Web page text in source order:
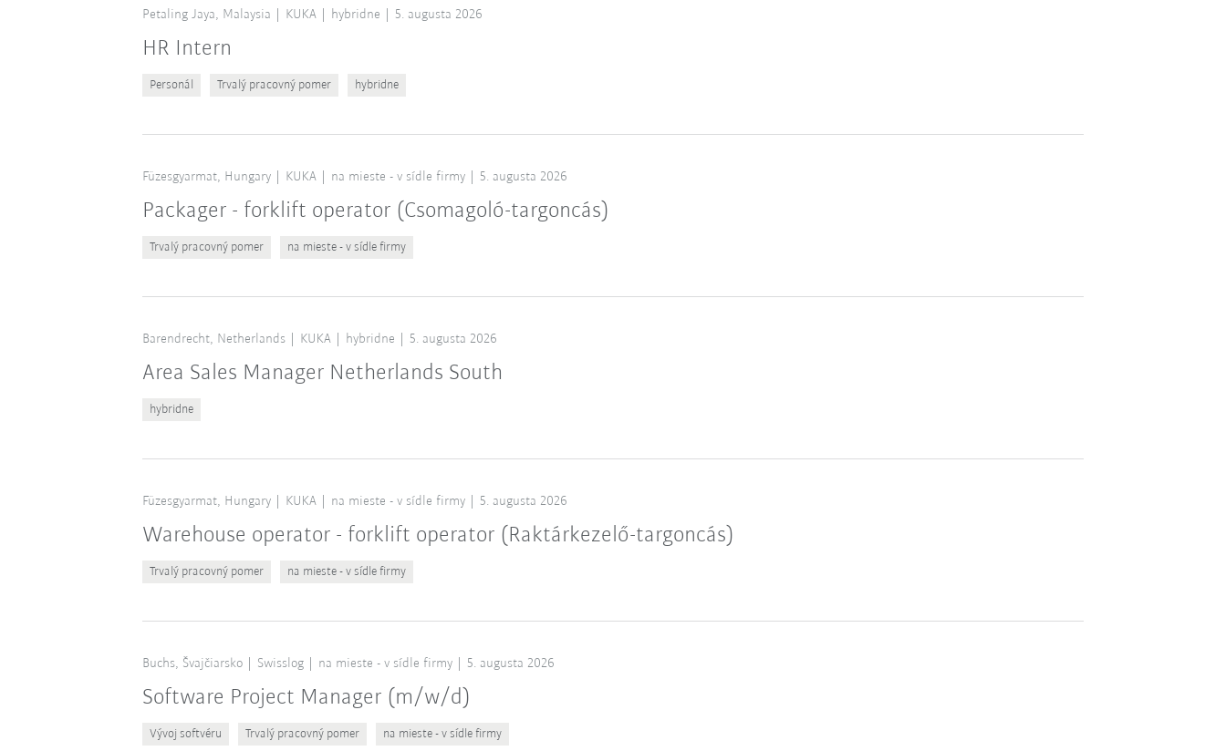
Petaling Jaya, Malaysia KUKA hybridne 5. augusta 2026
HR Intern
Personál Trvalý pracovný pomer hybridne
Füzesgyarmat, Hungary KUKA na mieste - v sídle firmy 5. augusta 2026
Packager - forklift operator (Csomagoló-targoncás)
Trvalý pracovný pomer na mieste - v sídle firmy
Barendrecht, Netherlands KUKA hybridne 5. augusta 2026
Area Sales Manager Netherlands South
hybridne
Füzesgyarmat, Hungary KUKA na mieste - v sídle firmy 5. augusta 2026
Warehouse operator - forklift operator (Raktárkezelő-targoncás)
Trvalý pracovný pomer na mieste - v sídle firmy
Buchs, Švajčiarsko Swisslog na mieste - v sídle firmy 5. augusta 2026
Software Project Manager (m/w/d)
Vývoj softvéru Trvalý pracovný pomer na mieste - v sídle firmy